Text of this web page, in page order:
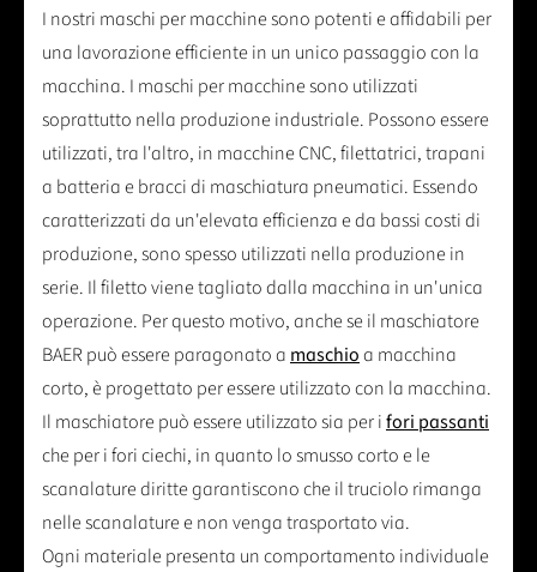
I nostri maschi per macchine sono potenti e affidabili per
una lavorazione efficiente in un unico passaggio con la
macchina. I maschi per macchine sono utilizzati
soprattutto nella produzione industriale. Possono essere
utilizzati, tra l'altro, in macchine CNC, filettatrici, trapani
a batteria e bracci di maschiatura pneumatici. Essendo
caratterizzati da un'elevata efficienza e da bassi costi di
produzione, sono spesso utilizzati nella produzione in
serie. Il filetto viene tagliato dalla macchina in un'unica
operazione. Per questo motivo, anche se il maschiatore
BAER può essere paragonato amaschioa macchina
corto, è progettato per essere utilizzato con la macchina.
Il maschiatore può essere utilizzato sia per ifori passanti
che per i fori ciechi, in quanto lo smusso corto e le
scanalature diritte garantiscono che il truciolo rimanga
nelle scanalature e non venga trasportato via.
Ogni materiale presenta un comportamento individuale